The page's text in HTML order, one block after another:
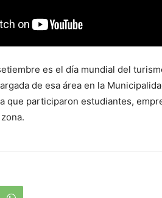
es el día mundial del
de esa área en la
que participaron estudiantes,